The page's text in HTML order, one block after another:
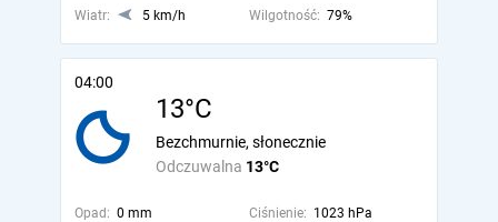
Wiatr:
5 km/h Wilgotność: 79%
04:00
13°C
Odczuwalna 13°C
Bezchmurnie, słonecznie
Opad: 0 mm Ciśnienie: 1023 hPa